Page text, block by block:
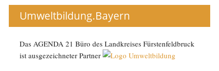
Umweltbildung.Bayern
Das AGENDA 21 Büro des Landkreises Fürstenfeldbruck
ist ausgezeichneter Partner